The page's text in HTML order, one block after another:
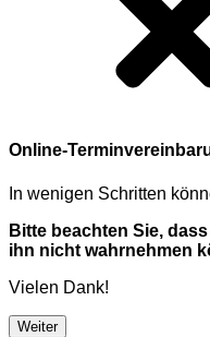
Online-
In wenigen Schritten
Bitte beachten Sie,
ihn nicht wahrnehmen
Vielen Dank!
Weiter